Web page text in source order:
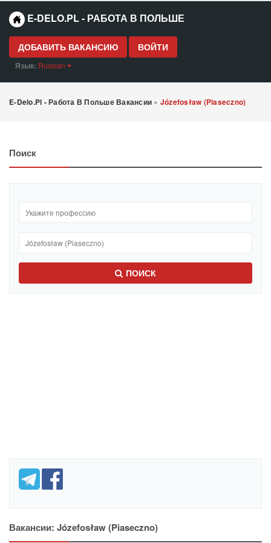
E-DELO.PL - РАБОТА В ПОЛЬШЕ
ДОБАВИТЬ ВАКАНСИЮ ВОЙТИ
Язык: Russian
E-Delo.pl - Работа В Польше Вакансии » Józefosław (Piaseczno)
Поиск
ПОИСК
Вакансии: Józefosław (Piaseczno)